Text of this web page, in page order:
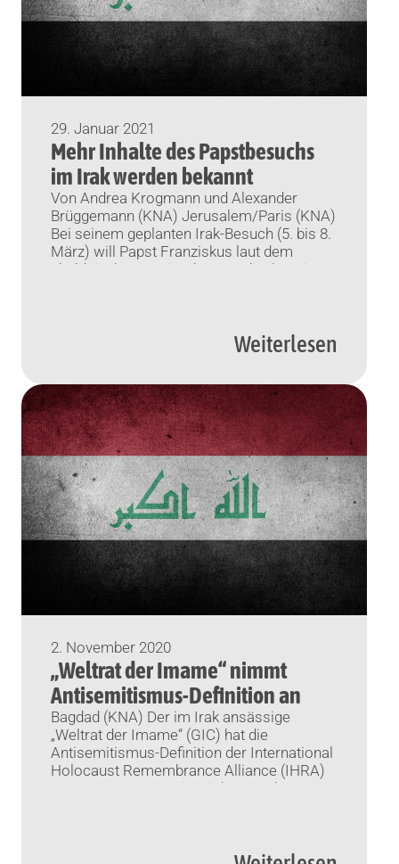
29. Januar 2021
Mehr Inhalte des Papstbesuchs
im Irak werden bekannt
Von Andrea Krogmann und Alexander
Brüggemann (KNA) Jerusalem/Paris (KNA)
Bei seinem geplanten Irak-Besuch (5. bis 8.
März) will Papst Franziskus laut dem
chaldäischen Patriarchen Kardinal Louis
Stammvater von Juden, Christen und
Weiterlesen
2. November 2020
„Weltrat der Imame“ nimmt
Antisemitismus-Definition an
Bagdad (KNA) Der im Irak ansässige
„Weltrat der Imame“ (GIC) hat die
Antisemitismus-Definition der International
Holocaust Remembrance Alliance (IHRA)
angenommen. Damit sei der GIC der
Donnerstag auf ihrer Website mit. „Wir